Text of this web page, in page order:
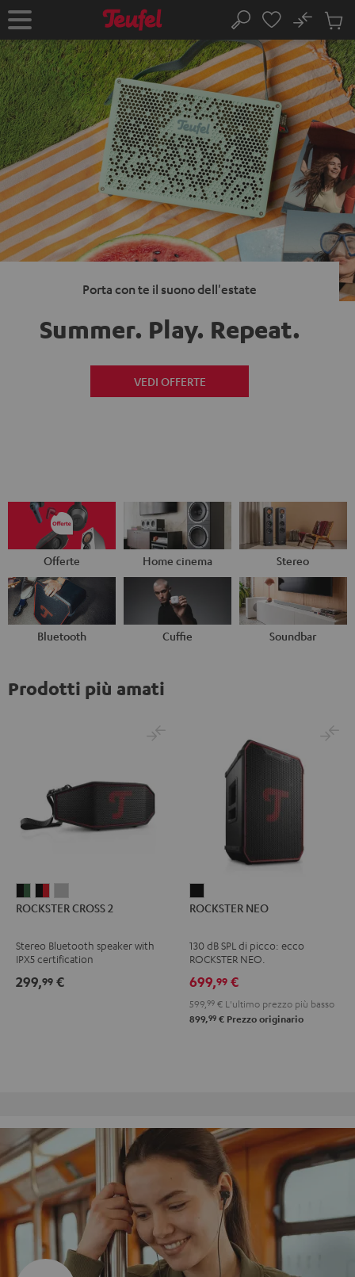
AL
Pagina
iniziale
Cerca
No
nel
Porta con te il suono dell'estate
Summer. Play. Repeat.
VEDI OFFERTE
Offerte Home cinema Stereo
Bluetooth Cuffie Soundbar
Prodotti più amati
CROSS
Black
&
Green
CROSS
Nero
&
Rosso
CROSS
Light
Gray
ROCKSTER CROSS 2
Stereo Bluetooth speaker with
IPX5 certification
299,99 €
NEO
ROCKSTER NEO
130 dB SPL di picco: ecco
ROCKSTER NEO.
699,99 €
599, 99 € L'ultimo prezzo più basso
899,99 € Prezzo originario